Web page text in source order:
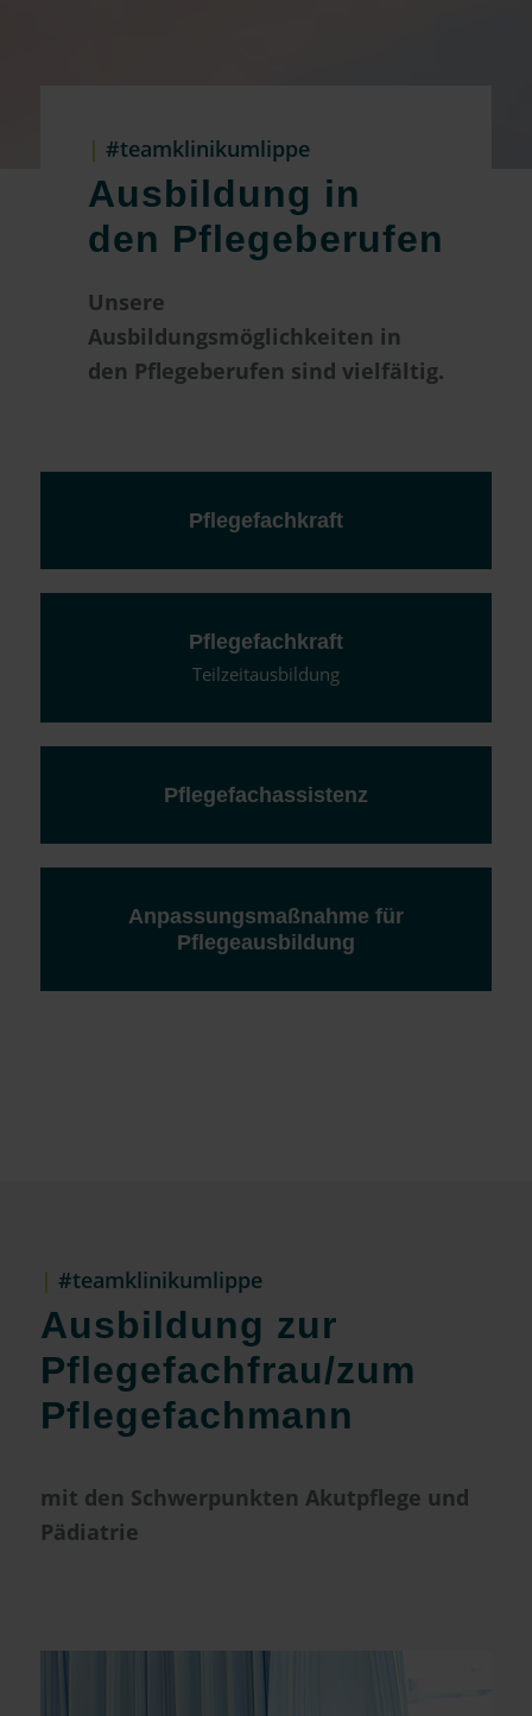
| #teamklinikumlippe
Ausbildung in
den Pflegeberufen
Unsere
Ausbildungsmöglichkeiten in
den Pflegeberufen sind vielfältig.
Pflegefachkraft
Pflegefachkraft
Teilzeitausbildung
Pflegefachassistenz
Anpassungsmaßnahme für
Pflegeausbildung
| #teamklinikumlippe
Ausbildung zur
Pflegefachfrau/zum
Pflegefachmann
mit den Schwerpunkten Akutpflege und
Pädiatrie